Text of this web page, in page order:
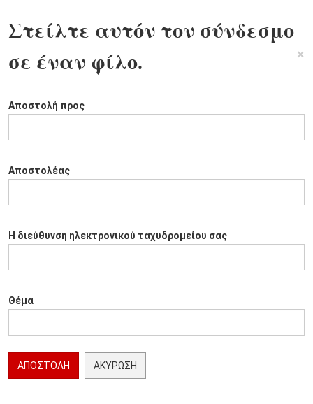
Στείλτε αυτόν τον σύνδεσμο
σε έναν φίλο.
×
Αποστολή προς
Αποστολέας
Η διεύθυνση ηλεκτρονικού ταχυδρομείου σας
Θέμα
ΑΠΟΣΤΟΛΉ ΑΚΎΡΩΣΗ